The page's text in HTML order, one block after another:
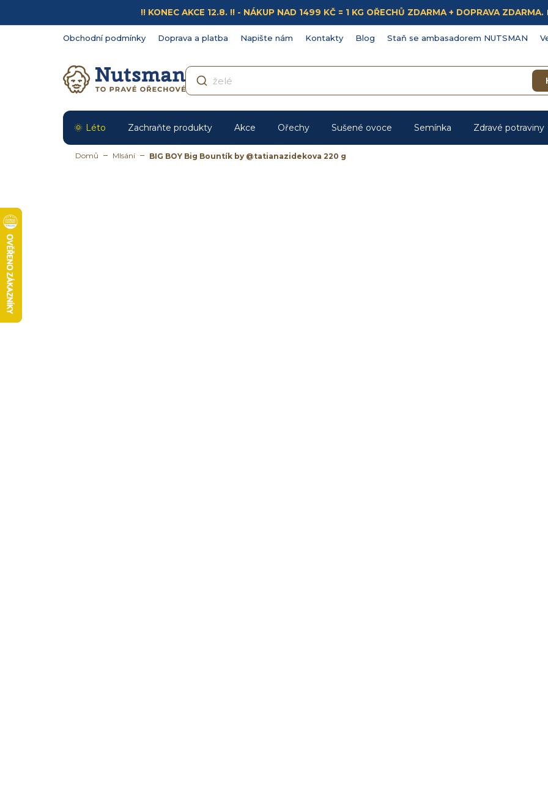
obsah
!! KONEC AKCE 12.8. !! - NÁKUP NAD 1499 KČ = 1 KG OŘECHŮ ZDARMA + DOPRAVA ZDARMA.
Obchodní podmínky Doprava a platba Napište nám Kontakty Blog Staň se ambasadorem NUTSMAN
Léto Zachraňte produkty Akce Ořechy Sušené ovoce Semínka Zdravé potraviny
Domů Mlsání BIG BOY Big Bountík by @tatianazidekova 220 g